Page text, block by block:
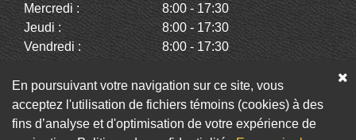
Mercredi :
8:00 - 17:30
Jeudi :
8:00 - 17:30
Vendredi :
8:00 - 17:30
Dimanche :
Fermé
Facebook Twitter Infolettre
En poursuivant votre navigation sur ce site, vous
acceptez l'utilisation de fichiers témoins (cookies) à des
fins d’analyse et d'optimisation de votre expérience de